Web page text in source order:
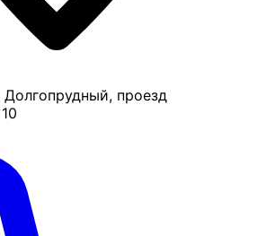
Долгопрудный, проезд